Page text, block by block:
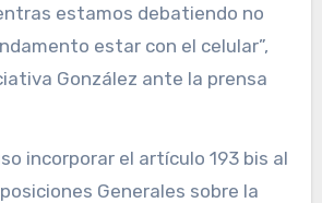
estamos debatiendo no
estar con el celular”,
González ante la prensa
incorporar el artículo 193 bis al
Generales sobre la